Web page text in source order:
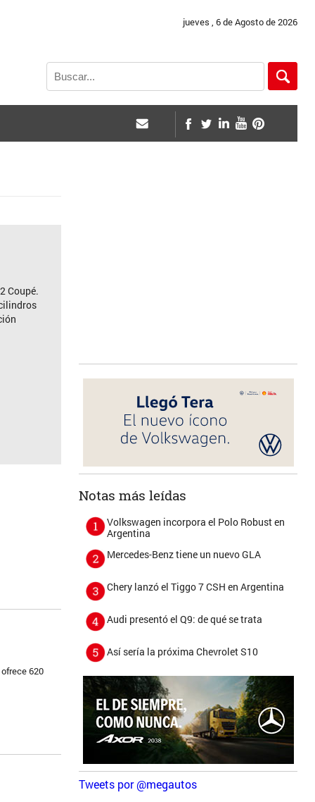
jueves , 6 de Agosto de 2026
Coupé.
620
Notas más leídas
Volkswagen incorpora el Polo Robust en
Argentina
Mercedes-Benz tiene un nuevo GLA
Chery lanzó el Tiggo 7 CSH en Argentina
Audi presentó el Q9: de qué se trata
Así sería la próxima Chevrolet S10
Tweets por @megautos